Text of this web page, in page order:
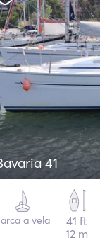
41
a vela
41 ft
12 m